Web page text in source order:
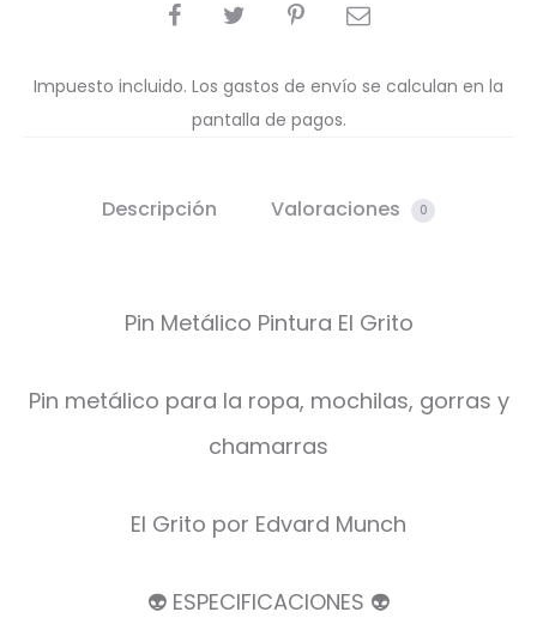
COMPARTIR
Impuesto incluido. Los gastos de envío se calculan en la
pantalla de pagos.
Descripción Valoraciones 0
Pin Metálico Pintura El Grito
Pin metálico para la ropa, mochilas, gorras y
chamarras
El Grito por Edvard Munch
👽 ESPECIFICACIONES 👽